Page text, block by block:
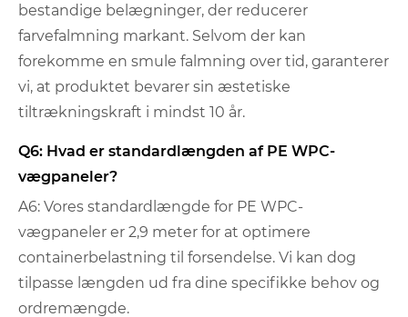
bestandige belægninger, der reducerer
farvefalmning markant. Selvom der kan
forekomme en smule falmning over tid, garanterer
vi, at produktet bevarer sin æstetiske
tiltrækningskraft i mindst 10 år.
Q6: Hvad er standardlængden af ​​PE WPC-
vægpaneler?
A6: Vores standardlængde for PE WPC-
vægpaneler er 2,9 meter for at optimere
containerbelastning til forsendelse. Vi kan dog
tilpasse længden ud fra dine specifikke behov og
ordremængde.